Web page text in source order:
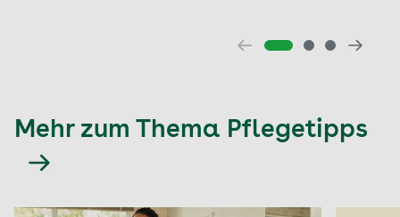
Mehr zum Thema Pflegetipps